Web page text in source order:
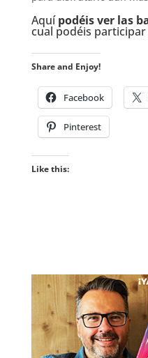
Aquípodéis ver las
cual podéis
Share and Enjoy!
Facebook
Pinterest
Like this: